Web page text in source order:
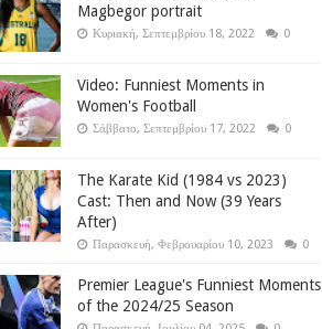
Magbegor portrait
Κυριακή, Σεπτεμβρίου 18, 2022 0
Video: Funniest Moments in
Women's Football
Σάββατο, Σεπτεμβρίου 17, 2022 0
The Karate Kid (1984 vs 2023)
Cast: Then and Now (39 Years
After)
Παρασκευή, Φεβρουαρίου 10, 2023 0
Premier League's Funniest Moments
of the 2024/25 Season